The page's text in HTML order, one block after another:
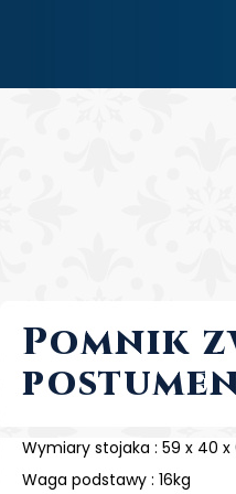
Pomnik
Wymiary stojaka : 59 x 40 x
Waga podstawy : 16kg